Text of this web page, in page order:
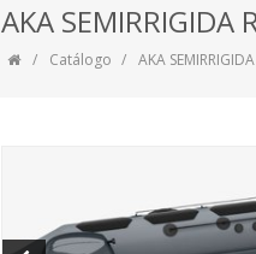
AKA SEMIRRIGIDA
Catálogo AKA